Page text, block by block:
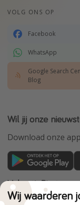
VOLG ONS OP
Facebook
WhatsApp
Google Search
Blog
Wil jij onze
Download onze
VakantiePiraten
HolidayPirates
Wij waarderen